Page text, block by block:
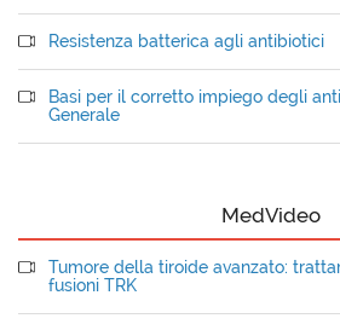
Resistenza batterica agli antibiotici
Basi per il corretto impiego degli
Generale
MedVideo
Tumore della tiroide avanzato:
fusioni TRK